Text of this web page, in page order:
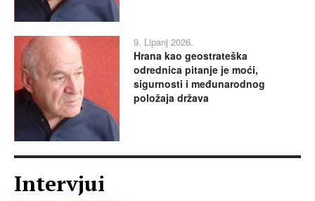
9. Lipanj 2026.
Hrana kao geostrateška
odrednica pitanje je moći,
sigurnosti i međunarodnog
položaja država
Intervjui